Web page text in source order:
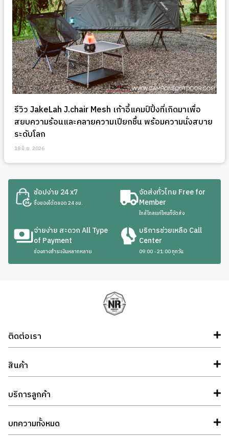
รีวิว JakeLah J.chair Mesh เก้าอี้แคมป์ปิ้งที่เกิดมาเพื่อ
สยบความร้อนและคลายความเปียกชื้น พร้อมความนั่งสบาย
ระดับโลก
18 มิ.ย. 2026
ช้อปง่าย 24 x7
ซื้อของได้ตลอด 24 ชม.
จัดส่งทั่วไทย Free for
Member
ใกล้ไกลแค่ไหนก็จัดส่ง
จ่ายง่าย สะดวก All Type
of Payment
ช่องทางชำระเงินหลากหลาย
บริการช่วยเหลือ Call
Center
09:00 - 21:00 ทุกวัน
ติดต่อเรา
สินค้า
บริการลูกค้า
บทความทั้งหมด